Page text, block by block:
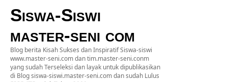
Siswa-Siswi
master-seni com
Blog berita Kisah Sukses dan Inspiratif Siswa-siswi
www.master-seni.com dan tim.master-seni.conm
yang sudah Terseleksi dan layak untuk dipublikasikan
di Blog siswa-siswi.master-seni.com dan sudah Lulus